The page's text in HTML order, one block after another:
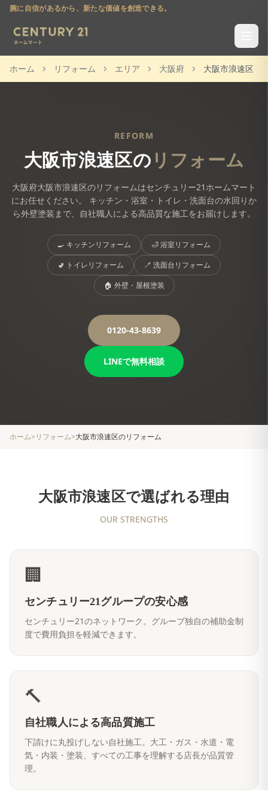
腕に自信があるから、新たな価値を創造できる。
ホーム リフォーム エリア 大阪府 大阪市浪速区
REFORM
大阪市浪速区の リフォーム
大阪府大阪市浪速区のリフォームはセンチュリー21ホームマート
にお任せください。 キッチン・浴室・トイレ・洗面台の水回りか
ら外壁塗装まで、自社職人による高品質な施工をお届けします。
🍳 キッチンリフォーム 🛁浴室リフォーム
🚽 トイレリフォーム 🪥 洗面台リフォーム
🏠 外壁・屋根塗装
0120-43-8639
LINEで無料相談
ホーム> リフォーム>大阪市浪速区のリフォーム
大阪市浪速区で選ばれる理由
OUR STRENGTHS
🏢
センチュリー21グループの安心感
センチュリー21のネットワーク。グループ独自の補助金制
度で費用負担を軽減できます。
🔨
自社職人による高品質施工
下請けに丸投げしない自社施工。大工・ガス・水道・電
気・内装・塗装、すべての工事を理解する店長が品質管
理。